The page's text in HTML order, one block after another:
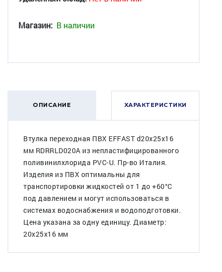
Магазин: В наличии
ОПИСАНИЕ ХАРАКТЕРИСТИКИ
Втулка переходная ПВХ EFFAST d20x25x16
мм RDRRLD020A из непластифицированного
поливинилхлорида PVC-U. Пр-во Италия.
Изделия из ПВХ оптимальны для
транспортировки жидкостей от 1 до +60°C
под давлением и могут использоваться в
системах водоснабжения и водоподготовки.
Цена указана за одну единицу. Диаметр:
20x25x16 мм